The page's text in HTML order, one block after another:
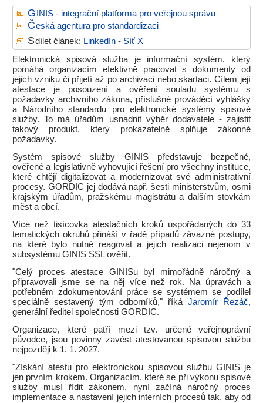
G INIS - integrační platforma pro veřejnou správu
Česká agentura pro standardizaci
Sdílet článek: LinkedIn- Síť X
Elektronická spisová služba je informační systém, který
pomáhá organizacím efektivně pracovat s dokumenty od
jejich vzniku či přijetí až po archivaci nebo skartaci. Cílem její
atestace je posouzení a ověření souladu systému s
požadavky archivního zákona, příslušné prováděcí vyhlášky
a Národního standardu pro elektronické systémy spisové
služby. To má úřadům usnadnit výběr dodavatele - zajistit
takový produkt, který prokazatelně splňuje zákonné
požadavky.
Systém spisové služby GINIS představuje bezpečné,
ověřené a legislativně vyhovující řešení pro všechny instituce,
které chtějí digitalizovat a modernizovat své administrativní
procesy. GORDIC jej dodává např. šesti ministerstvům, osmi
krajským úřadům, pražskému magistrátu a dalším stovkám
měst a obcí.
Více než tisícovka atestačních kroků uspořádaných do 33
tematických okruhů přináší v řadě případů závazné postupy,
na které bylo nutné reagovat a jejich realizaci nejenom v
subsystému GINIS SSL ověřit.
"Celý proces atestace GINISu byl mimořádně náročný a
připravovali jsme se na něj více než rok. Na úpravách a
potřebném zdokumentování práce se systémem se podílel
speciálně sestavený tým odborníků," říká Jaromír Řezáč,
generální ředitel společnosti GORDIC.
Organizace, které patří mezi tzv. určené veřejnoprávní
původce, jsou povinny zavést atestovanou spisovou službu
nejpozději k 1. 1. 2027.
"Získání atestu pro elektronickou spisovou službu GINIS je
jen prvním krokem. Organizacím, které se při výkonu spisové
služby musí řídit zákonem, nyní začíná náročný proces
implementace a nastavení jejich interních procesů tak, aby od